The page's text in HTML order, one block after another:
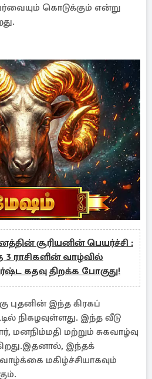
கொடுக்கும் என்று
சூரியனின் பெயர்ச்சி :
3 ராசிகளின் வாழ்வில்
கதவு திறக்க போகுது!
புதனின் இந்த கிரகப்
நிகழவுள்ளது. இந்த வீடு
மனநிம்மதி மற்றும் சுகவாழ்வு
இந்தக்
மகிழ்ச்சியாகவும்